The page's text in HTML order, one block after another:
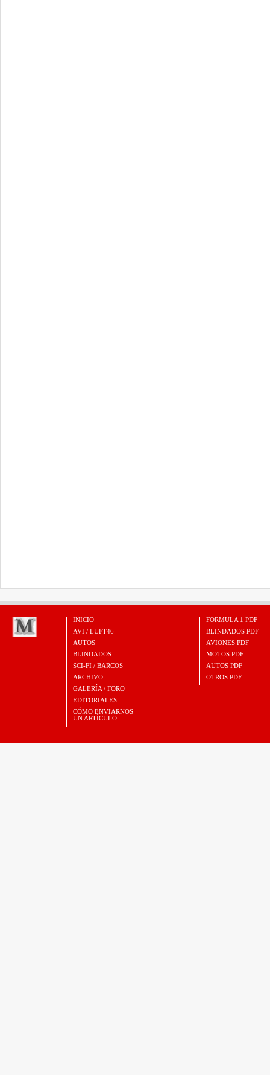
INICIO
AVI / LUFT46
AUTOS
BLINDADOS
SCI-FI / BARCOS
ARCHIVO
GALERÍA / FORO
EDITORIALES
CÓMO ENVIARNOS
UN ARTÍCULO
FORMULA 1 PDF
BLINDADOS PDF
AVIONES PDF
MOTOS PDF
AUTOS PDF
OTROS PDF